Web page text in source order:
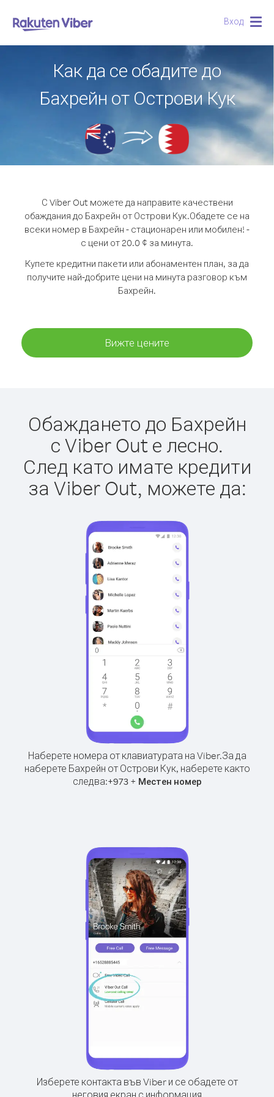
Вход
Как да се обадите до
Бахрейн от Острови Кук
С Viber Out можете да направите качествени
обаждания до Бахрейн от Острови Кук.Обадете се на
всеки номер в Бахрейн - стационарен или мобилен! -
с цени от 20.0 ¢ за минута.
Купете кредитни пакети или абонаментен план, за да
получите най-добрите цени на минута разговор към
Бахрейн.
Вижте цените
Обаждането до Бахрейн
с Viber Out е лесно.
След като имате кредити
за Viber Out, можете да:
Наберете номера от клавиатурата на Viber.За да
наберете Бахрейн от Острови Кук, наберете както
следва:+973+ Местен номер
Изберете контакта във Viber и се обадете от
неговия екран с информация